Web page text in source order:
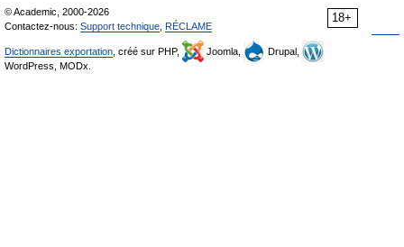
18+
© Academic, 2000-2026
Contactez-nous: Support technique RÉCLAME
Dictionnaires exportation , créé sur PHP, Joomla,
Drupal,
WordPress, MODx.